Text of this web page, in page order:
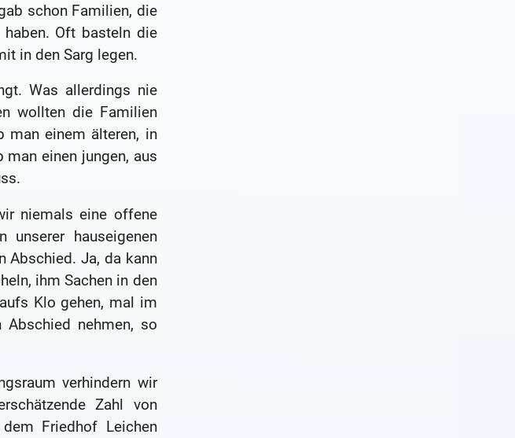
schon Familien, die
Oft basteln die
in den Sarg legen.
Was allerdings nie
wollten die Familien
man einem älteren, in
einen jungen, aus
niemals eine offene
hauseigenen
Abschied. Ja, da kann
ihm Sachen in den
Klo gehen, mal im
Abschied nehmen, so
verhindern wir
Zahl von
Friedhof Leichen